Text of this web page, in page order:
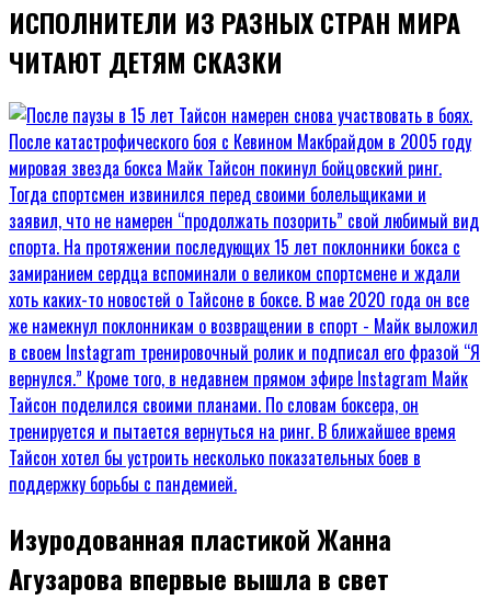
ИСПОЛНИТЕЛИ ИЗ РАЗНЫХ СТРАН МИРА
ЧИТАЮТ ДЕТЯМ СКАЗКИ
Изуродованная пластикой Жанна
Агузарова впервые вышла в свет